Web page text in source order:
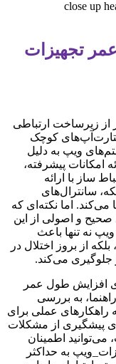
تجهیزات
از زیرساخت ارتباطی
کوچک
ویپ به دلیل
امکانات پیشرفته،
ساز با ارائه
سانترال‌های
اما نکته‌ای که
صحیح و اصولی از این
نه تنها باعث
از بروز اختلال در
جلوگیری می‌کند.
افزایش طول عمر
به بررسی
راهکارهای عملی برای
پیشگیری از مشکلات
می‌توانید اطمینان
به حداکثر